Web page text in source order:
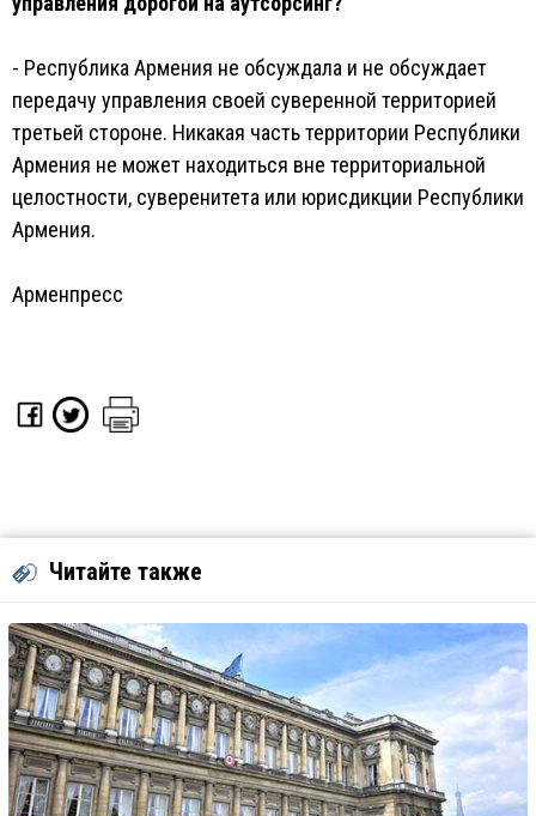
- Республика Армения не обсуждала и не обсуждает
передачу управления своей суверенной территорией
третьей стороне. Никакая часть территории Республики
Армения не может находиться вне территориальной
целостности, суверенитета или юрисдикции Республики
Армения.
Арменпресс
Читайте также